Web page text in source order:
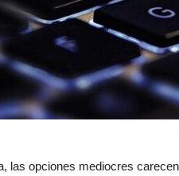
las opciones mediocres